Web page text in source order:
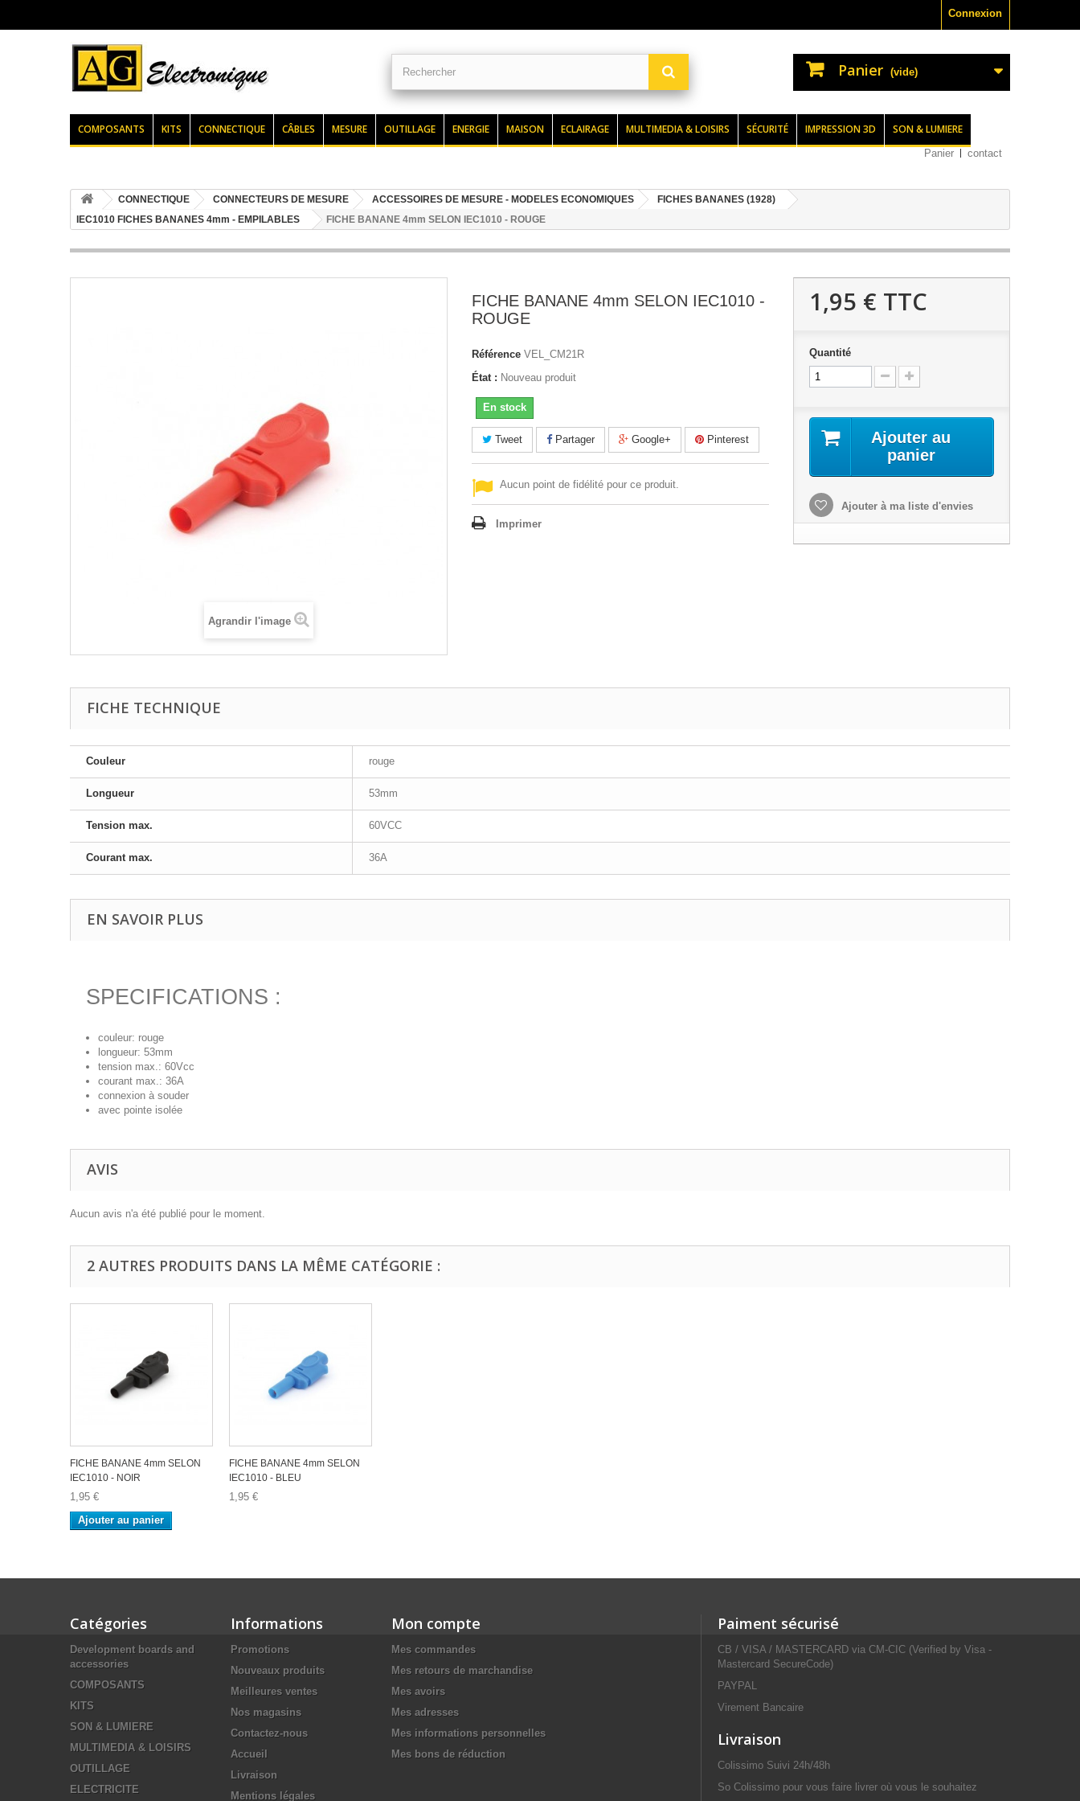
Connexion
Panier (vide)
COMPOSANTS KITS CONNECTIQUE CÂBLES MESURE OUTILLAGE ENERGIE MAISON ECLAIRAGE MULTIMEDIA & LOISIRS SÉCURITÉ IMPRESSION 3D SON & LUMIERE
Panier contact
CONNECTIQUE CONNECTEURS DE MESURE ACCESSOIRES DE MESURE - MODELES ECONOMIQUES
FICHES BANANES (1928)
IEC1010 FICHES BANANES 4mm - EMPILABLES
FICHE BANANE 4mm SELON IEC1010 - ROUGE
Agrandir l'image
FICHE BANANE 4mm SELON IEC1010 -
ROUGE
Référence VEL_CM21R
État : Nouveau produit
En stock
Tweet Partager Google+ Pinterest
Aucun point de fidélité pour ce produit.
Imprimer
1,95 € TTC
Quantité
Ajouter au
panier
Ajouter à ma liste d'envies
FICHE TECHNIQUE
Couleur rouge
Longueur 53mm
Tension max. 60VCC
Courant max. 36A
EN SAVOIR PLUS
SPECIFICATIONS :
couleur: rouge
longueur: 53mm
tension max.: 60Vcc
courant max.: 36A
connexion à souder
avec pointe isolée
AVIS
Aucun avis n'a été publié pour le moment.
2 AUTRES PRODUITS DANS LA MÊME CATÉGORIE :
FICHE BANANE 4mm SELON
IEC1010 - NOIR
1,95 €
Ajouter au panier
FICHE BANANE 4mm SELON
IEC1010 - BLEU
1,95 €
Catégories
Development boards and
accessories
COMPOSANTS
KITS
SON & LUMIERE
MULTIMEDIA & LOISIRS
OUTILLAGE
ELECTRICITE
Informations
Promotions
Nouveaux produits
Meilleures ventes
Nos magasins
Contactez-nous
Accueil
Livraison
Mentions légales
Mon compte
Mes commandes
Mes retours de marchandise
Mes avoirs
Mes adresses
Mes informations personnelles
Mes bons de réduction
Paiment sécurisé
CB / VISA / MASTERCARD via CM-CIC (Verified by Visa -
Mastercard SecureCode)
PAYPAL
Virement Bancaire
Livraison
Colissimo Suivi 24h/48h
So Colissimo pour vous faire livrer où vous le souhaitez